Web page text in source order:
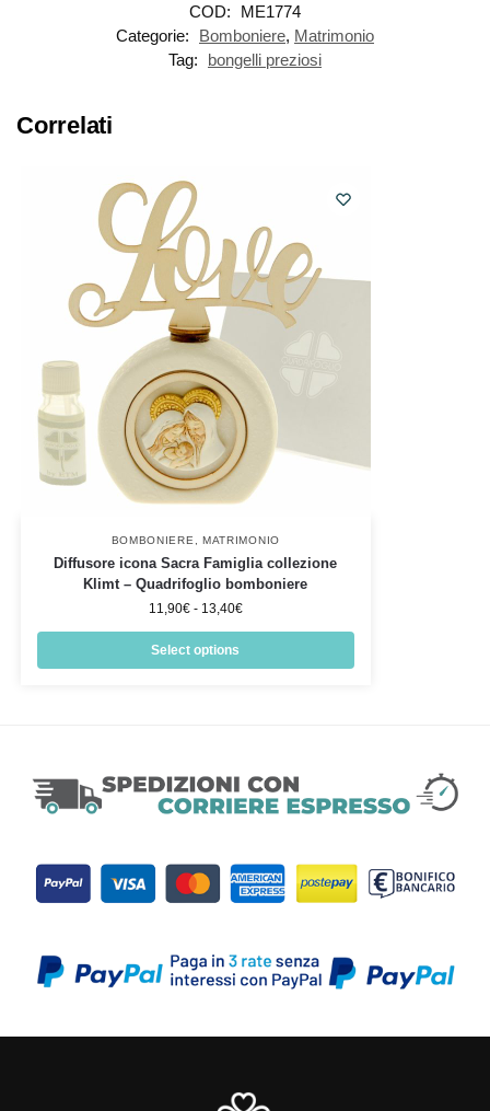
COD:
ME1774
Categorie:
Bomboniere, Matrimonio
Tag:
bongelli preziosi
Correlati
BOMBONIERE MATRIMONIO
Diffusore icona Sacra Famiglia collezione
Klimt – Quadrifoglio bomboniere
11,90€ - 13,40€
Select options